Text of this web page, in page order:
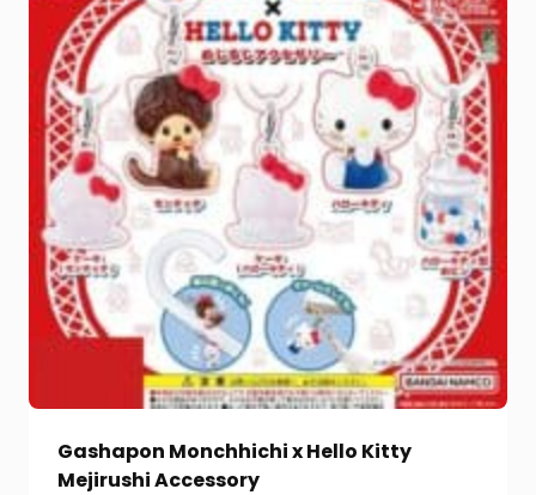
Gashapon Monchhichi x Hello Kitty
Mejirushi Accessory